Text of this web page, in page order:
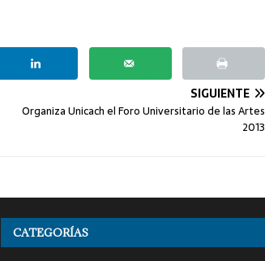
SIGUIENTE
Organiza Unicach el Foro Universitario de las Artes
2013
CATEGORÍAS